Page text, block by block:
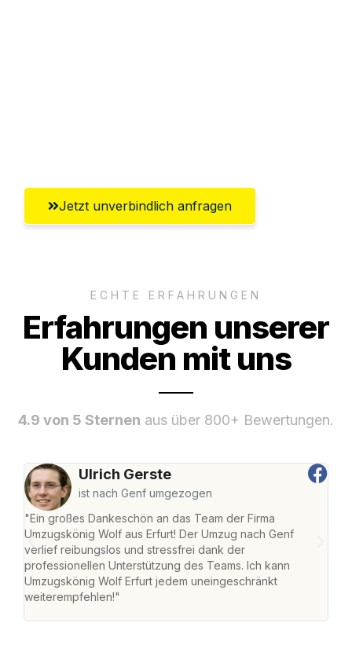
Jetzt unverbindlich anfragen
ECHTE ERFAHRUNGEN
Erfahrungen unserer
Kunden mit uns
4.9 von 5 Sternen aus über 800+ Bewertungen.
Ulrich Gerste
ist nach Genf umgezogen
"Ein großes Dankeschön an das Team der Firma
Umzugskönig Wolf aus Erfurt! Der Umzug nach Genf
verlief reibungslos und stressfrei dank der
professionellen Unterstützung des Teams. Ich kann
Umzugskönig Wolf Erfurt jedem uneingeschränkt
weiterempfehlen!"